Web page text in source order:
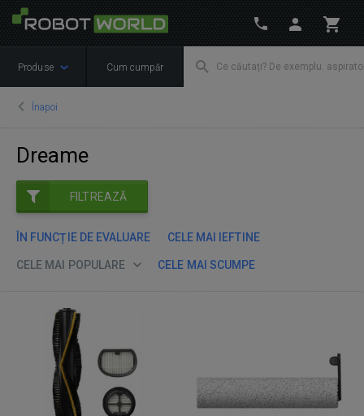
Produse Cum cumpăr
Înapoi
Dreame
FILTREAZĂ
ÎN FUNCȚIE DE EVALUARE CELE MAI IEFTINE
CELE MAI POPULARE CELE MAI SCUMPE